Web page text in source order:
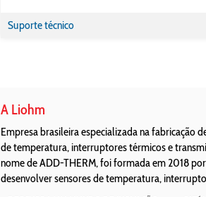
Suporte técnico
A Liohm
Empresa brasileira especializada na fabricação
de temperatura, interruptores térmicos e
nome de ADD-THERM, foi formada em 2018
desenvolver sensores de temperatura,